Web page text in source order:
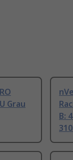
Grau
B: